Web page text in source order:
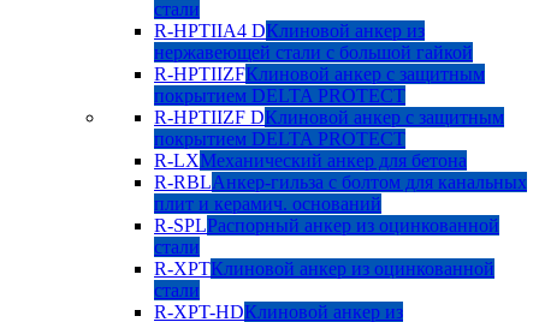
стали
R-HPTIIA4 DКлиновой анкер из
нержавеющей стали с большой гайкой
R-HPTIIZFКлиновой анкер с защитным
покрытием DELTA PROTECT
R-HPTIIZF DКлиновой анкер с защитным
покрытием DELTA PROTECT
R-LXМеханический анкер для бетона
R-RBLАнкер-гильза с болтом для канальных
плит и керамич. оснований
R-SPLРаспорный анкер из оцинкованной
стали
R-XPTКлиновой анкер из оцинкованной
стали
R-XPT-HDКлиновой анкер из